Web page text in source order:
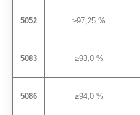
5052 ≥97,25 %
5083 ≥93,0 %
5086 ≥94,0 %